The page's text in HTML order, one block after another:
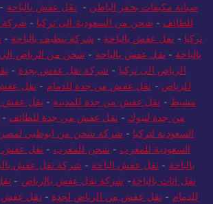
صيانة مكيفات بحفر الباطن - نقل عفش بالباحة -
للطائف - شحن من السعودية الى تركيا - شركة
تركيا - نقل عفش بالباحة - شركة تنظيف بالباحة -
بالباحة - نقل عفش بالباحة - شحن من الرياض
الرياض الى تركيا - شركة نقل عفش بجدة -
للرياض - نقل عفش من جدة للدمام - نقل
مشيط - نقل عفش من جدة للمدينة - نقل عفش
من جدة لتبوك - نقل عفش من جدة للطائف -
السعودية لتركيا - شركة شحن من ابوظبي لمصر
السعودية للمغرب - شحن للمغرب - نقل عفش
بالباحة - نقل عفش الباحة - شركة نقل عفش
نقل اثاث بالباحة- شركة نقل عفش بالرياض -
للدمام - نقل عفش من الرياض لجدة - نقل عفش